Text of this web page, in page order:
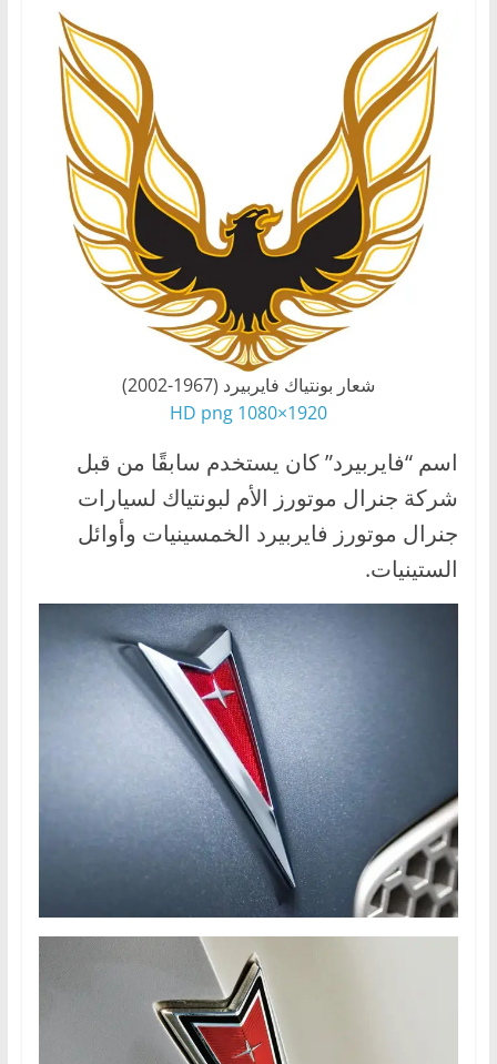
شعار بونتياك فايربيرد (1967-2002)
1920×1080 HD png
اسم “فايربيرد” كان يستخدم سابقًا من قبل
شركة جنرال موتورز الأم لبونتياك لسيارات
جنرال موتورز فايربيرد الخمسينيات وأوائل
الستينيات.